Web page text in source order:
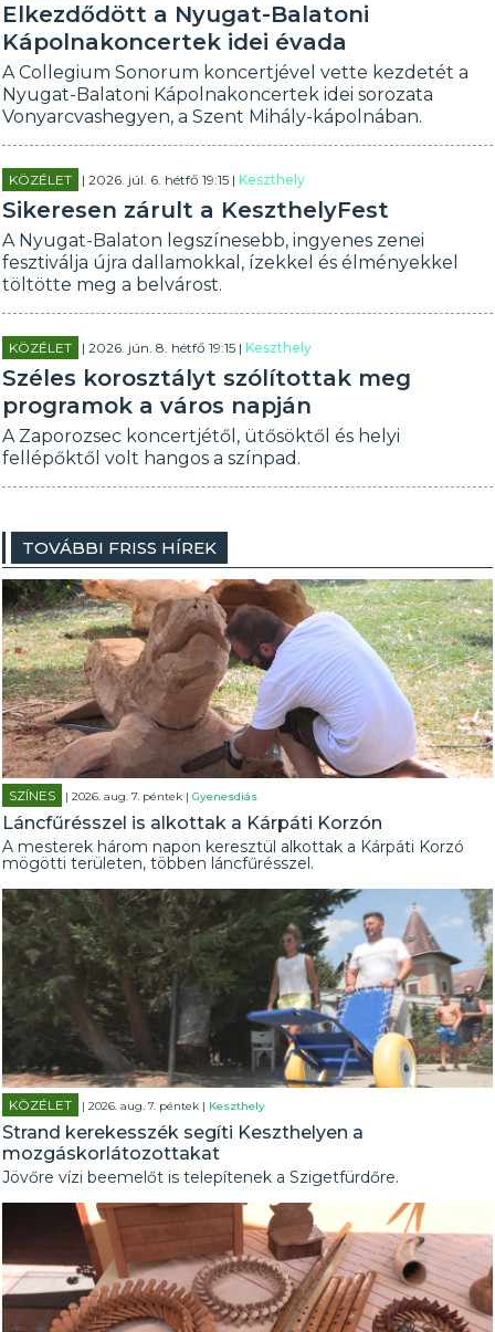
Elkezdődött a Nyugat-Balatoni
Kápolnakoncertek idei évada
A Collegium Sonorum koncertjével vette kezdetét a
Nyugat-Balatoni Kápolnakoncertek idei sorozata
Vonyarcvashegyen, a Szent Mihály-kápolnában.
KÖZÉLET | 2026. júl. 6. hétfő 19:15 |Keszthely
Sikeresen zárult a KeszthelyFest
A Nyugat-Balaton legszínesebb, ingyenes zenei
fesztiválja újra dallamokkal, ízekkel és élményekkel
töltötte meg a belvárost.
KÖZÉLET | 2026. jún. 8. hétfő 19:15 |Keszthely
Széles korosztályt szólítottak meg
programok a város napján
A Zaporozsec koncertjétől, ütősöktől és helyi
fellépőktől volt hangos a színpad.
TOVÁBBI FRISS HÍREK
SZÍNES | 2026. aug. 7. péntek |Gyenesdiás
Láncfűrésszel is alkottak a Kárpáti Korzón
A mesterek három napon keresztül alkottak a Kárpáti Korzó
mögötti területen, többen láncfűrésszel.
KÖZÉLET | 2026. aug. 7. péntek | Keszthely
Strand kerekesszék segíti Keszthelyen a
mozgáskorlátozottakat
Jövőre vízi beemelőt is telepítenek a Szigetfürdőre.